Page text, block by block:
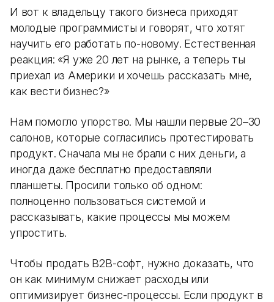
И вот к владельцу такого бизнеса приходят
молодые программисты и говорят, что хотят
научить его работать по-новому. Естественная
реакция: «Я уже 20 лет на рынке, а теперь ты
приехал из Америки и хочешь рассказать мне,
как вести бизнес?»
Нам помогло упорство. Мы нашли первые 20–30
салонов, которые согласились протестировать
продукт. Сначала мы не брали с них деньги, а
иногда даже бесплатно предоставляли
планшеты. Просили только об одном:
полноценно пользоваться системой и
рассказывать, какие процессы мы можем
упростить.
Чтобы продать B2B-софт, нужно доказать, что
он как минимум снижает расходы или
оптимизирует бизнес-процессы. Если продукт в